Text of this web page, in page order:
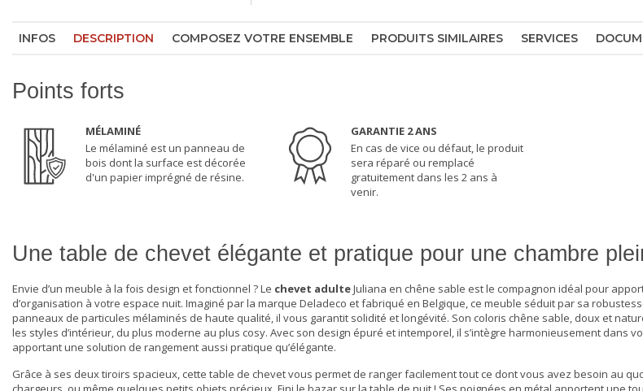
INFOS DESCRIPTION COMPOSEZ VOTRE ENSEMBLE PRODUITS SIMILAIRES SERVICES
Points forts
MÉLAMINÉ
Le mélaminé est un panneau de
bois dont la surface est décorée
d'un papier imprégné de résine.
GARANTIE 2 ANS
En cas de vice ou défaut, le produit
sera réparé ou remplacé
gratuitement dans les 2 ans à
venir.
Une table de chevet élégante et pratique pour une chambre
Envie d’un meuble à la fois design et fonctionnel ? Le chevet adulteJuliana en chêne sable est le compagnon idéal pour
d’organisation à votre espace nuit. Imaginé par la marque Deladeco et fabriqué en Belgique, ce meuble séduit par sa
panneaux de particules mélaminés de haute qualité, il vous garantit solidité et longévité. Son coloris chêne sable, doux et
les styles d’intérieur, du plus moderne au plus cosy. Avec son design épuré et intemporel, il s’intègre harmonieusement dans
apportant une solution de rangement aussi pratique qu’élégante.
Grâce à ses deux tiroirs spacieux, cette table de chevetvous permet de ranger facilement tout ce dont vous avez besoin au